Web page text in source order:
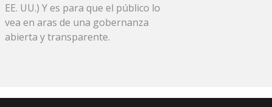
EE. UU.) Y es para que el público lo
vea en aras de una gobernanza
abierta y transparente.